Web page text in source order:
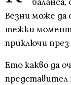
Везни може да
тежки
приключи през
Ето какво да
представител